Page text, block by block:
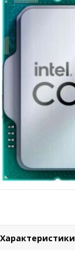
Характеристики